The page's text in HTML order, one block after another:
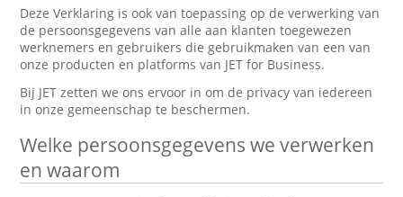
Deze Verklaring is ook van toepassing op de verwerking van
de persoonsgegevens van alle aan klanten toegewezen
werknemers en gebruikers die gebruikmaken van een van
onze producten en platforms van JET for Business.
Bij JET zetten we ons ervoor in om de privacy van iedereen
in onze gemeenschap te beschermen.
Welke persoonsgegevens we verwerken
en waarom